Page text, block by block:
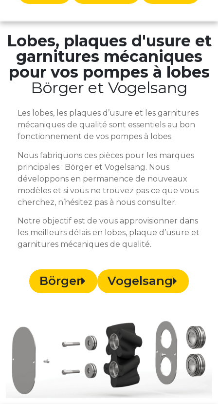
Lobes, plaques d'usure et
garnitures mécaniques
pour vos pompes à lobes
Börger et Vogelsang
Les lobes, les plaques d’usure et les garnitures
mécaniques de qualité sont essentiels au bon
fonctionnement de vos pompes à lobes.
Nous fabriquons ces pièces pour les marques
principales : Börger et Vogelsang. Nous
développons en permanence de nouveaux
modèles et si vous ne trouvez pas ce que vous
cherchez, n’hésitez pas à nous consulter.
Notre objectif est de vous approvisionner dans
les meilleurs délais en lobes, plaque d’usure et
garnitures mécaniques de qualité.
Börger Vogelsang